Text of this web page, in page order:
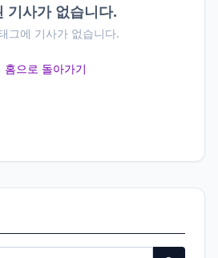
기사가 없습니다.
그에 기사가 없습니다.
으로 돌아가기